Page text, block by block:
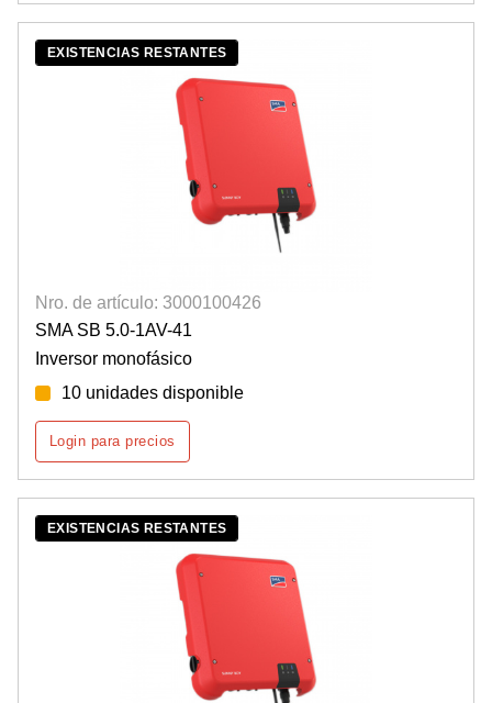
EXISTENCIAS RESTANTES
Nro. de artículo: 3000100426
SMA SB 5.0-1AV-41
Inversor monofásico
10 unidades disponible
Login para precios
EXISTENCIAS RESTANTES